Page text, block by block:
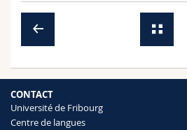
CONTACT
Université de Fribourg
Centre de langues